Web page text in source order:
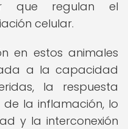
que regulan el
celular.
en estos animales
a la capacidad
la respuesta
la inflamación, lo
y la interconexión